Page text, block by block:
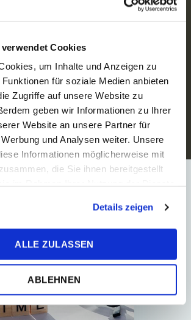
Cookies
um Inhalte und Anzeigen zu
für soziale Medien anbieten
Zugriffe auf unsere Website zu
geben wir Informationen zu Ihrer
Website an unsere Partner für
und Analysen weiter. Unsere
Informationen möglicherweise mit
die Sie ihnen bereitgestellt
Details zeigen
ALLE ZULASSEN
ABLEHNEN
Time
Čo sa mení v
môžu fyzické osoby
2 % zo zaplatenej
svojim rodičom –
obom. Tento
nahrádza doterajš...